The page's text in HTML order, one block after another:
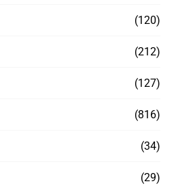
(120)
(212)
(127)
(816)
(34)
(29)